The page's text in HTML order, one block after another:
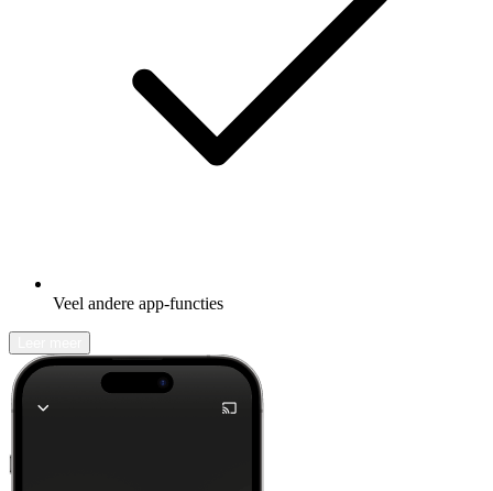
Veel andere app-functies